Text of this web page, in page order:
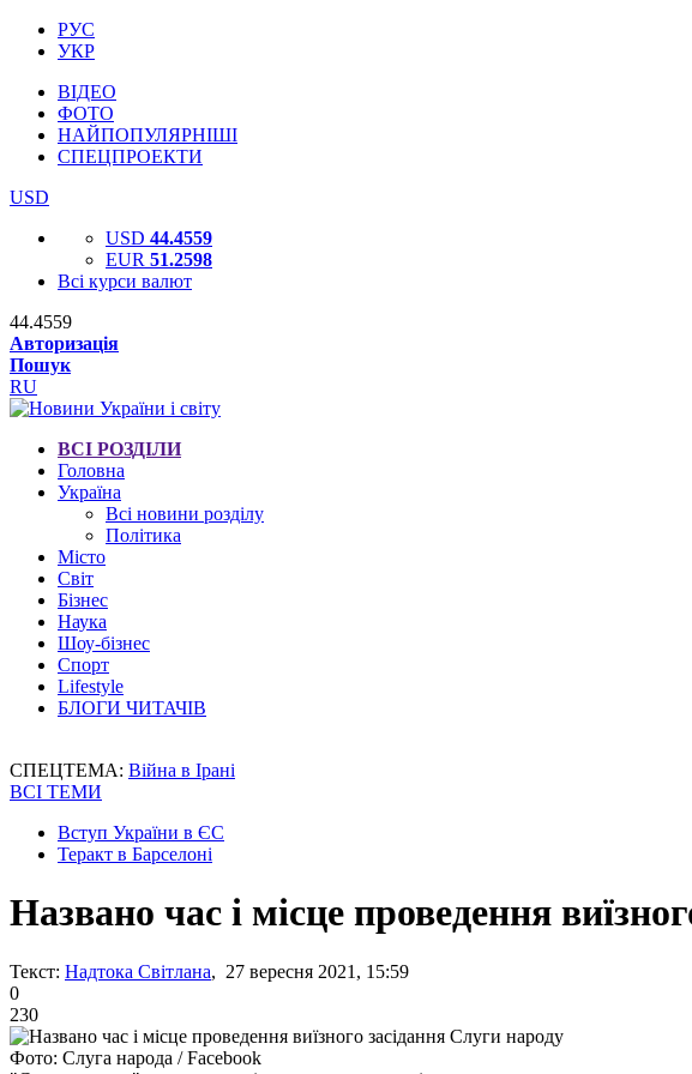
РУС
УКР
ВІДЕО
ФОТО
НАЙПОПУЛЯРНІШІ
СПЕЦПРОЕКТИ
USD
USD 44.4559
EUR 51.2598
Всі курси валют
44.4559
Авторизація
Пошук
RU
ВСІ РОЗДІЛИ
Головна
Україна
Всі новини розділу
Політика
Місто
Світ
Бізнес
Наука
Шоу-бізнес
Спорт
Lifestyle
БЛОГИ ЧИТАЧІВ
СПЕЦТЕМА: Війна в Ірані
ВСІ ТЕМИ
Вступ України в ЄС
Теракт в Барселоні
Названо час і місце проведення
Текст: Надтока Світлана, 27 вересня 2021, 15:59
0
230
Фото: Слуга народа / Facebook